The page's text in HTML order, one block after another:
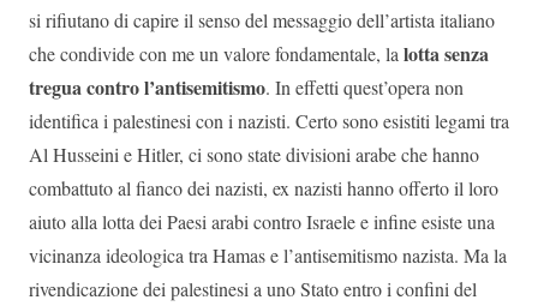
si rifiutano di capire il senso del messaggio dell’artista italiano
che condivide con me un valore fondamentale, la lotta senza
tregua contro l’antisemitismo. In effetti quest’opera non
identifica i palestinesi con i nazisti. Certo sono esistiti legami tra
Al Husseini e Hitler, ci sono state divisioni arabe che hanno
combattuto al fianco dei nazisti, ex nazisti hanno offerto il loro
aiuto alla lotta dei Paesi arabi contro Israele e infine esiste una
vicinanza ideologica tra Hamas e l’antisemitismo nazista. Ma la
rivendicazione dei palestinesi a uno Stato entro i confini del